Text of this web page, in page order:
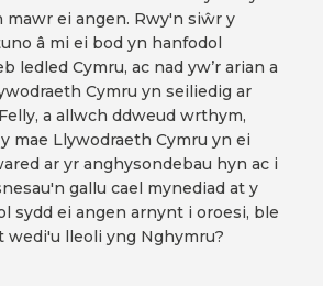
ei angen. Rwy'n siŵr y
â mi ei bod yn hanfodol
ledled Cymru, ac nad yw’r arian a
Cymru yn seiliedig ar
a allwch ddweud wrthym,
mae Llywodraeth Cymru yn ei
ar yr anghysondebau hyn ac i
gallu cael mynediad at y
sydd ei angen arnynt i oroesi, ble
wedi'u lleoli yng Nghymru?